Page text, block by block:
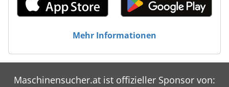
Mehr Informationen
Maschinensucher.at ist offizieller Sponsor von: